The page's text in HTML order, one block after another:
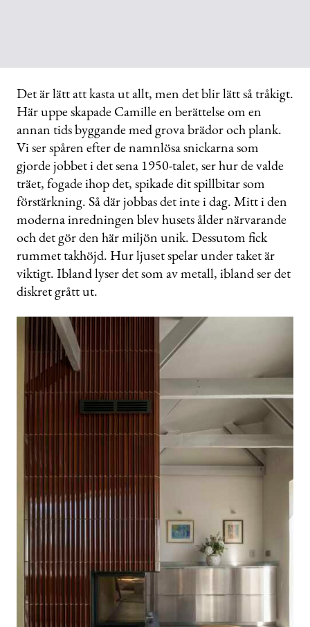
Det är lätt att kasta ut allt, men det blir lätt så tråkigt.
Här uppe skapade Camille en berättelse om en
annan tids byggande med grova brädor och plank.
Vi ser spåren efter de namnlösa snickarna som
gjorde jobbet i det sena 1950-talet, ser hur de valde
träet, fogade ihop det, spikade dit spillbitar som
förstärkning. Så där jobbas det inte i dag. Mitt i den
moderna inredningen blev husets ålder närvarande
och det gör den här miljön unik. Dessutom fick
rummet takhöjd. Hur ljuset spelar under taket är
viktigt. Ibland lyser det som av metall, ibland ser det
diskret grått ut.